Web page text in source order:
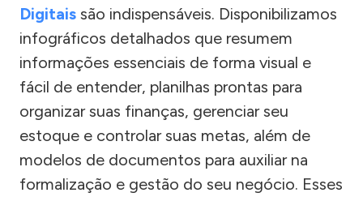
Digitais são indispensáveis. Disponibilizamos
infográficos detalhados que resumem
informações essenciais de forma visual e
fácil de entender, planilhas prontas para
organizar suas finanças, gerenciar seu
estoque e controlar suas metas, além de
modelos de documentos para auxiliar na
formalização e gestão do seu negócio. Esses